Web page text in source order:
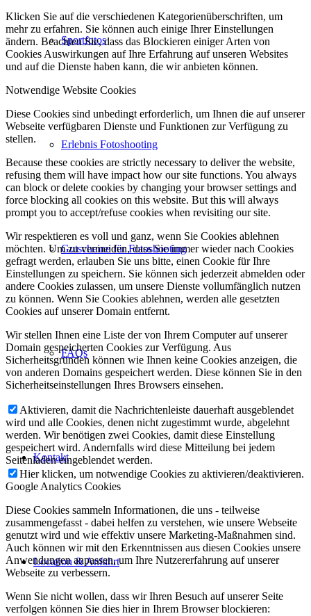
Sportfotos
Erlebnis Fotoshooting
Gutscheine für Fotoshooting
FAQs
Kontakt
Location & Anfahrt
Klicken Sie auf die verschiedenen Kategorienüberschriften, um
mehr zu erfahren. Sie können auch einige Ihrer Einstellungen
ändern. Beachten Sie, dass das Blockieren einiger Arten von
Cookies Auswirkungen auf Ihre Erfahrung auf unseren Websites
und auf die Dienste haben kann, die wir anbieten können.
Notwendige Website Cookies
Diese Cookies sind unbedingt erforderlich, um Ihnen die auf unserer
Webseite verfügbaren Dienste und Funktionen zur Verfügung zu
stellen.
Because these cookies are strictly necessary to deliver the website,
refusing them will have impact how our site functions. You always
can block or delete cookies by changing your browser settings and
force blocking all cookies on this website. But this will always
prompt you to accept/refuse cookies when revisiting our site.
Wir respektieren es voll und ganz, wenn Sie Cookies ablehnen
möchten. Um zu vermeiden, dass Sie immer wieder nach Cookies
gefragt werden, erlauben Sie uns bitte, einen Cookie für Ihre
Einstellungen zu speichern. Sie können sich jederzeit abmelden oder
andere Cookies zulassen, um unsere Dienste vollumfänglich nutzen
zu können. Wenn Sie Cookies ablehnen, werden alle gesetzten
Cookies auf unserer Domain entfernt.
Wir stellen Ihnen eine Liste der von Ihrem Computer auf unserer
Domain gespeicherten Cookies zur Verfügung. Aus
Sicherheitsgründen können wie Ihnen keine Cookies anzeigen, die
von anderen Domains gespeichert werden. Diese können Sie in den
Sicherheitseinstellungen Ihres Browsers einsehen.
Aktivieren, damit die Nachrichtenleiste dauerhaft ausgeblendet
wird und alle Cookies, denen nicht zugestimmt wurde, abgelehnt
werden. Wir benötigen zwei Cookies, damit diese Einstellung
gespeichert wird. Andernfalls wird diese Mitteilung bei jedem
Seitenladen eingeblendet werden.
Hier klicken, um notwendige Cookies zu aktivieren/deaktivieren.
Google Analytics Cookies
Diese Cookies sammeln Informationen, die uns - teilweise
zusammengefasst - dabei helfen zu verstehen, wie unsere Webseite
genutzt wird und wie effektiv unsere Marketing-Maßnahmen sind.
Auch können wir mit den Erkenntnissen aus diesen Cookies unsere
Anwendungen anpassen, um Ihre Nutzererfahrung auf unserer
Webseite zu verbessern.
Wenn Sie nicht wollen, dass wir Ihren Besuch auf unserer Seite
verfolgen können Sie dies hier in Ihrem Browser blockieren: